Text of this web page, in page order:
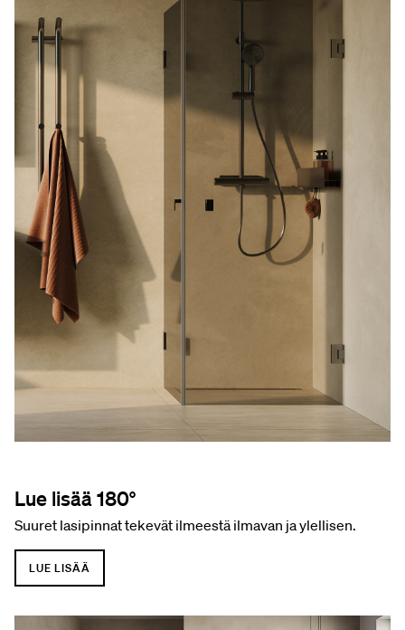
Lue lisää 180°
Suuret lasipinnat tekevät ilmeestä ilmavan ja ylellisen.
LUE LISÄÄ